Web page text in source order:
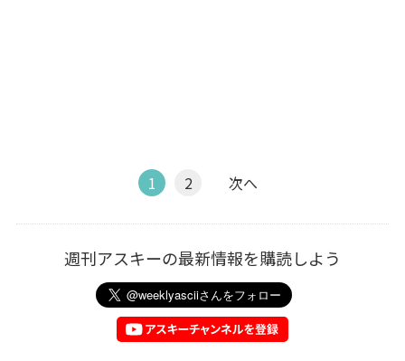
1 2 次へ
週刊アスキーの最新情報を購読しよう